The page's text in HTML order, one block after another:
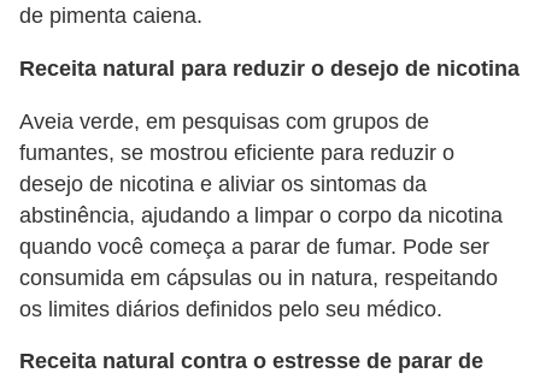
de pimenta caiena.
Receita natural para reduzir o desejo de nicotina
Aveia verde, em pesquisas com grupos de
fumantes, se mostrou eficiente para reduzir o
desejo de nicotina e aliviar os sintomas da
abstinência, ajudando a limpar o corpo da nicotina
quando você começa a parar de fumar. Pode ser
consumida em cápsulas ou in natura, respeitando
os limites diários definidos pelo seu médico.
Receita natural contra o estresse de parar de